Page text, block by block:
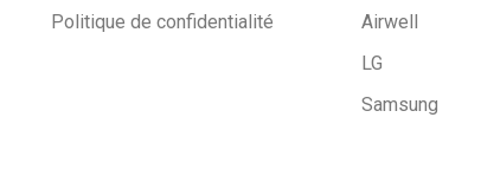
Politique de confidentialité
Airwell
LG
Samsung